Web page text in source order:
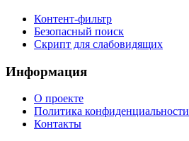
Контент-фильтр
Безопасный поиск
Скрипт для слабовидящих
Информация
О проекте
Политика конфиденциальности
Контакты